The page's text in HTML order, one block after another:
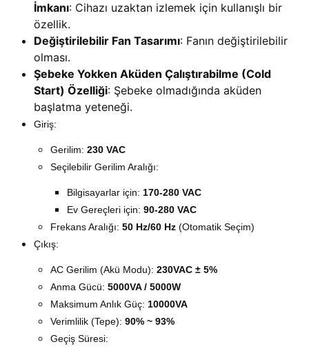
İmkanı: Cihazı uzaktan izlemek için kullanışlı bir
özellik.
Değiştirilebilir Fan Tasarımı: Fanın değiştirilebilir
olması.
Şebeke Yokken Aküden Çalıştırabilme (Cold
Start) Özelliği: Şebeke olmadığında aküden
başlatma yeteneği.
Giriş:
Gerilim: 230 VAC
Seçilebilir Gerilim Aralığı:
Bilgisayarlar için: 170-280 VAC
Ev Gereçleri için: 90-280 VAC
Frekans Aralığı: 50 Hz/60 Hz (Otomatik Seçim)
Çıkış:
AC Gerilim (Akü Modu): 230VAC ± 5%
Anma Gücü: 5000VA / 5000W
Maksimum Anlık Güç: 10000VA
Verimlilik (Tepe): 90% ~ 93%
Geçiş Süresi: